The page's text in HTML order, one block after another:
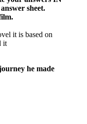
sheet.
it is based on
it
he made